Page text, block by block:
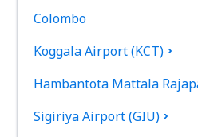
Colombo
Koggala Airport (KCT)
Hambantota Mattala
Sigiriya Airport (GIU)